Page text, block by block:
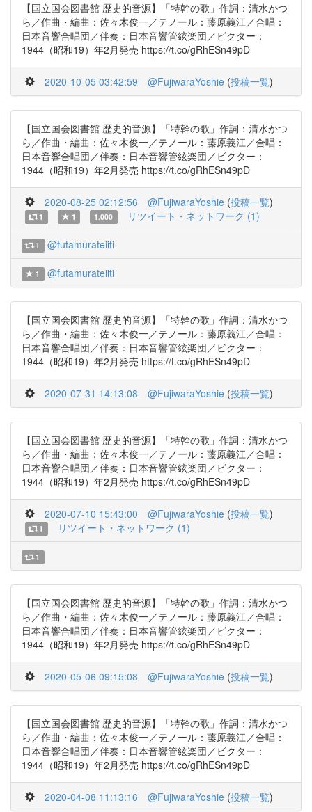
【国立国会図書館 歴史的音源】「特幹の歌」作詞：清水かつ
ら／作曲・編曲：佐々木俊一／テノール：藤原義江／合唱：
日本音響合唱団／伴奏：日本音響管絃楽団／ビクター：
1944（昭和19）年2月発売 https://t.co/gRhESn49pD
2020-10-05 03:42:59 @FujiwaraYoshie (投稿一覧)
【国立国会図書館 歴史的音源】「特幹の歌」作詞：清水かつ
ら／作曲・編曲：佐々木俊一／テノール：藤原義江／合唱：
日本音響合唱団／伴奏：日本音響管絃楽団／ビクター：
1944（昭和19）年2月発売 https://t.co/gRhESn49pD
2020-08-25 02:12:56 @FujiwaraYoshie (投稿一覧)
1 1 1.000 リツイート・ネットワーク (1)
1 @futamurateiiti
1 @futamurateiiti
【国立国会図書館 歴史的音源】「特幹の歌」作詞：清水かつ
ら／作曲・編曲：佐々木俊一／テノール：藤原義江／合唱：
日本音響合唱団／伴奏：日本音響管絃楽団／ビクター：
1944（昭和19）年2月発売 https://t.co/gRhESn49pD
2020-07-31 14:13:08 @FujiwaraYoshie (投稿一覧)
【国立国会図書館 歴史的音源】「特幹の歌」作詞：清水かつ
ら／作曲・編曲：佐々木俊一／テノール：藤原義江／合唱：
日本音響合唱団／伴奏：日本音響管絃楽団／ビクター：
1944（昭和19）年2月発売 https://t.co/gRhESn49pD
2020-07-10 15:43:00 @FujiwaraYoshie (投稿一覧)
1 リツイート・ネットワーク (1)
1
【国立国会図書館 歴史的音源】「特幹の歌」作詞：清水かつ
ら／作曲・編曲：佐々木俊一／テノール：藤原義江／合唱：
日本音響合唱団／伴奏：日本音響管絃楽団／ビクター：
1944（昭和19）年2月発売 https://t.co/gRhESn49pD
2020-05-06 09:15:08 @FujiwaraYoshie (投稿一覧)
【国立国会図書館 歴史的音源】「特幹の歌」作詞：清水かつ
ら／作曲・編曲：佐々木俊一／テノール：藤原義江／合唱：
日本音響合唱団／伴奏：日本音響管絃楽団／ビクター：
1944（昭和19）年2月発売 https://t.co/gRhESn49pD
2020-04-08 11:13:16 @FujiwaraYoshie (投稿一覧)